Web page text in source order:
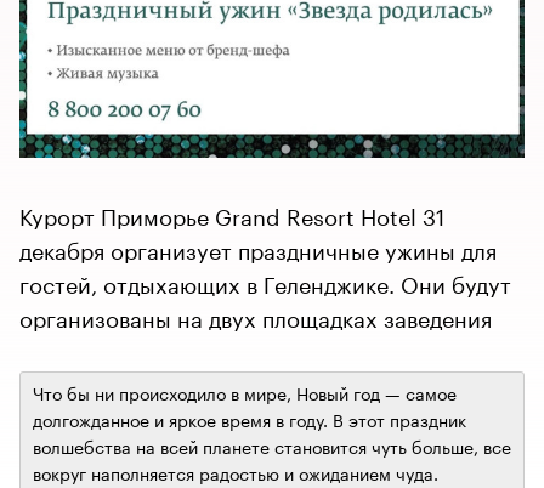
Курорт Приморье Grand Resort Hotel 31
декабря организует праздничные ужины для
гостей, отдыхающих в Геленджике. Они будут
организованы на двух площадках заведения
Что бы ни происходило в мире, Новый год — самое
долгожданное и яркое время в году. В этот праздник
волшебства на всей планете становится чуть больше, все
вокруг наполняется радостью и ожиданием чуда.